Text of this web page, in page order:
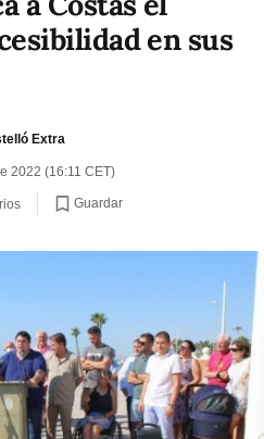
en sus
Extra
2022 (16:11 CET)
Guardar